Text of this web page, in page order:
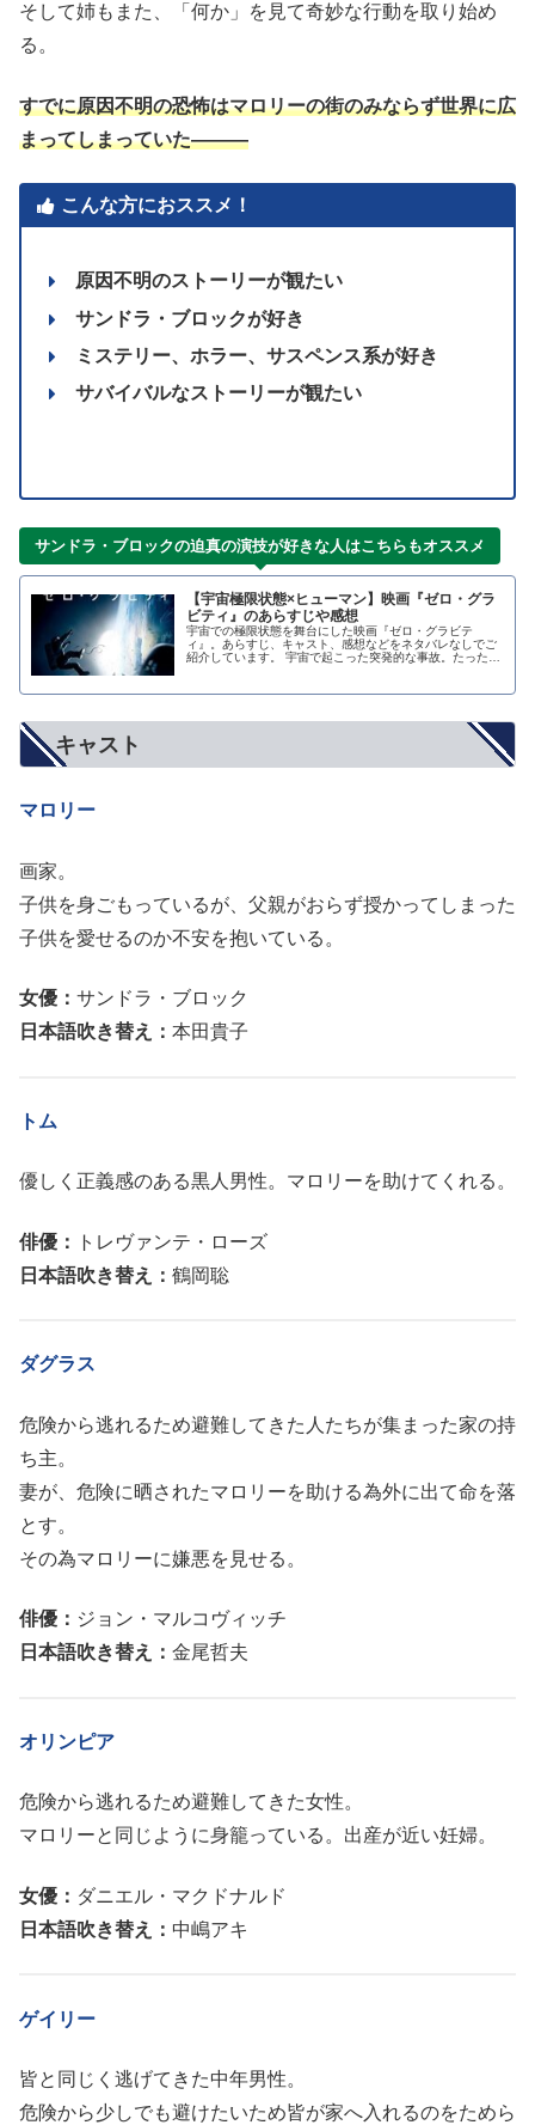
そして姉もまた、「何か」を見て奇妙な行動を取り始め
る。
すでに原因不明の恐怖はマロリーの街のみならず世界に広
まってしまっていた―――
こんな方におススメ！
原因不明のストーリーが観たい
サンドラ・ブロックが好き
ミステリー、ホラー、サスペンス系が好き
サバイバルなストーリーが観たい
サンドラ・ブロックの迫真の演技が好きな人はこちらもオススメ
【宇宙極限状態×ヒューマン】映画『ゼロ・グラ
ビティ』のあらすじや感想
宇宙での極限状態を舞台にした映画『ゼロ・グラビテ
ィ』。あらすじ、キャスト、感想などをネタバレなしでご
紹介しています。 宇宙で起こった突発的な事故。たった一
回限定生産/2枚組) あらすじ ゼロ・グラビティとは―…
キャスト
マロリー
画家。
子供を身ごもっているが、父親がおらず授かってしまった
子供を愛せるのか不安を抱いている。
女優： サンドラ・ブロック
日本語吹き替え： 本田貴子
トム
優しく正義感のある黒人男性。マロリーを助けてくれる。
俳優：
トレヴァンテ・ローズ
日本語吹き替え： 鶴岡聡
ダグラス
危険から逃れるため避難してきた人たちが集まった家の持
ち主。
妻が、危険に晒されたマロリーを助ける為外に出て命を落
とす。
その為マロリーに嫌悪を見せる。
俳優： ジョン・マルコヴィッチ
日本語吹き替え： 金尾哲夫
オリンピア
危険から逃れるため避難してきた女性。
マロリーと同じように身籠っている。出産が近い妊婦。
女優： ダニエル・マクドナルド
日本語吹き替え： 中嶋アキ
ゲイリー
皆と同じく逃げてきた中年男性。
危険から少しでも避けたいため皆が家へ入れるのをためら